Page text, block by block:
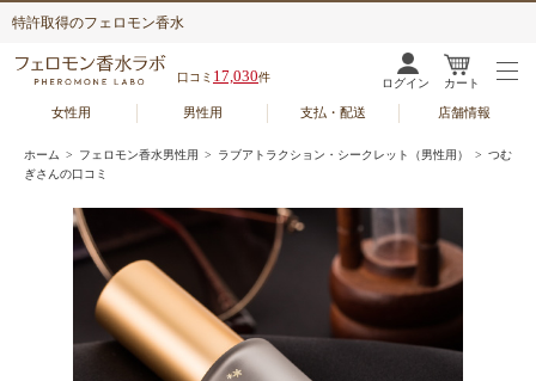
特許取得のフェロモン香水
口コミ 17,030件 ログイン カート
女性用 男性用 支払・配送 店舗情報
ホーム > フェロモン香水男性用 > ラブアトラクション・シークレット（男性用）
> つむ
ぎさんの口コミ